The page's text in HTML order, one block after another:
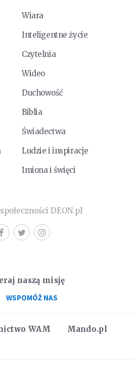
Wiara
Inteligentne życie
Czytelnia
Wideo
Duchowość
Biblia
Świadectwa
Ludzie i inspiracje
Imiona i święci
DEON.pl
WAM
Mando.pl
naszą misję
WSPOMÓŻ NAS